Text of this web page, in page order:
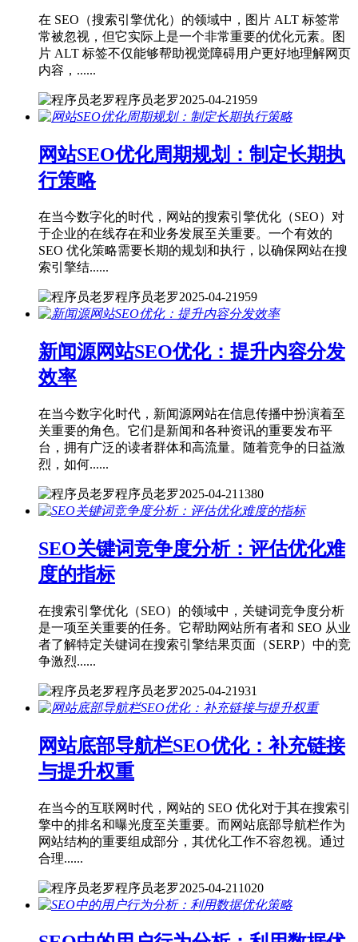
在 SEO（搜索引擎优化）的领域中，图片 ALT 标签常
常被忽视，但它实际上是一个非常重要的优化元素。图
片 ALT 标签不仅能够帮助视觉障碍用户更好地理解网页
内容，......
程序员老罗2025-04-21959
网站SEO优化周期规划：制定长期执
行策略
在当今数字化的时代，网站的搜索引擎优化（SEO）对
于企业的在线存在和业务发展至关重要。一个有效的
SEO 优化策略需要长期的规划和执行，以确保网站在搜
索引擎结......
程序员老罗2025-04-21959
新闻源网站SEO优化：提升内容分发
效率
在当今数字化时代，新闻源网站在信息传播中扮演着至
关重要的角色。它们是新闻和各种资讯的重要发布平
台，拥有广泛的读者群体和高流量。随着竞争的日益激
烈，如何......
程序员老罗2025-04-21 1380
SEO关键词竞争度分析：评估优化难
度的指标
在搜索引擎优化（SEO）的领域中，关键词竞争度分析
是一项至关重要的任务。它帮助网站所有者和 SEO 从业
者了解特定关键词在搜索引擎结果页面（SERP）中的竞
争激烈......
程序员老罗2025-04-21931
网站底部导航栏SEO优化：补充链接
与提升权重
在当今的互联网时代，网站的 SEO 优化对于其在搜索引
擎中的排名和曝光度至关重要。而网站底部导航栏作为
网站结构的重要组成部分，其优化工作不容忽视。通过
合理......
程序员老罗2025-04-21 1020